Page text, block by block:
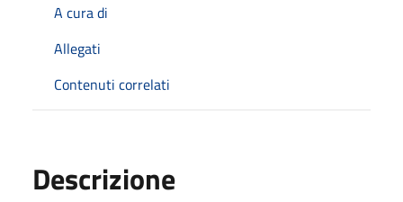
A cura di
Allegati
Contenuti correlati
Descrizione